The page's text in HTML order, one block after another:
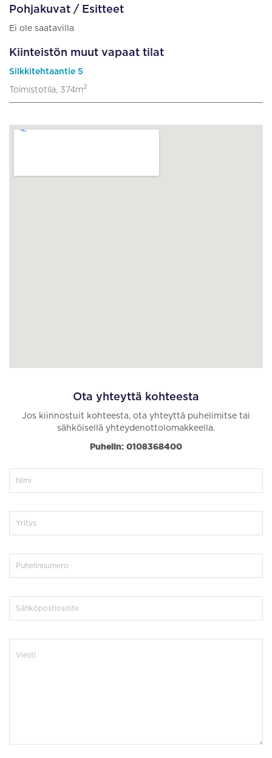
Pohjakuvat / Esitteet
Ei ole saatavilla
Kiinteistön muut vapaat tilat
Silkkitehtaantie 5
Toimistotila, 374m2
Ota yhteyttä kohteesta
Jos kiinnostuit kohteesta, ota yhteyttä puhelimitse tai
sähköisellä yhteydenottolomakkeella.
Puhelin: 0108368400